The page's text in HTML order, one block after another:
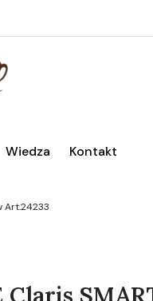
Wiedza Kontakt
Art.24233
Claris